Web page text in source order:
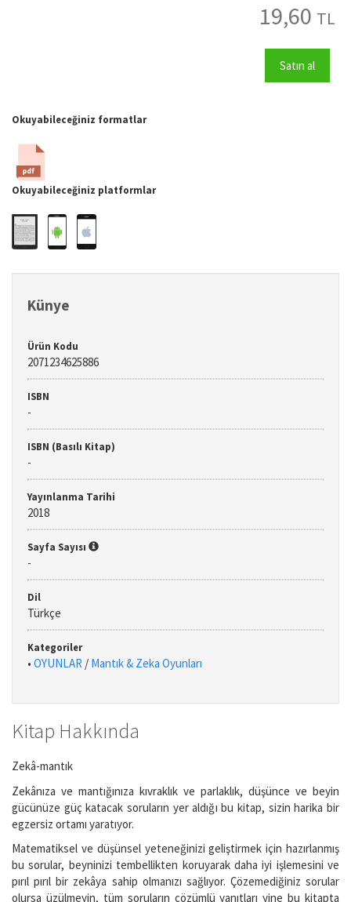
19,60 TL
Satın al
Okuyabileceğiniz formatlar
Okuyabileceğiniz platformlar
Künye
Ürün Kodu
2071234625886
ISBN
-
ISBN (Basılı Kitap)
-
Yayınlanma Tarihi
2018
Sayfa Sayısı
-
Dil
Türkçe
Kategoriler
• OYUNLAR / Mantık & Zeka Oyunları
Kitap Hakkında
Zekâ-mantık
Zekânıza ve mantığınıza kıvraklık ve parlaklık, düşünce ve beyin
gücünüze güç katacak soruların yer aldığı bu kitap, sizin harika bir
egzersiz ortamı yaratıyor.
Matematiksel ve düşünsel yeteneğinizi geliştirmek için hazırlanmış
bu sorular, beyninizi tembellikten koruyarak daha iyi işlemesini ve
pırıl pırıl bir zekâya sahip olmanızı sağlıyor. Çözemediğiniz sorular
olursa üzülmeyin, tüm soruların çözümlü yanıtları yine bu kitapta